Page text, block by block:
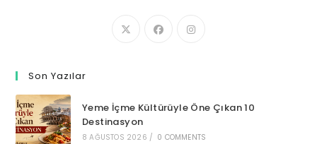
Son Yazılar
Yeme İçme Kültürüyle Öne Çıkan 10
Destinasyon
8 AĞUSTOS 2026 / 0 COMMENTS